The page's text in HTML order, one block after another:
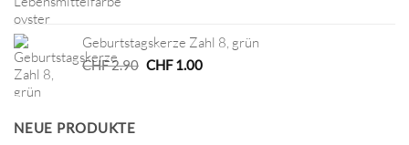
CHF 7.50CHF 3.75.
Geburtstagskerze Zahl 8, grün
CHF2.90 Ursprünglicher
CHF1.00Aktueller
NEUE PRODUKTE